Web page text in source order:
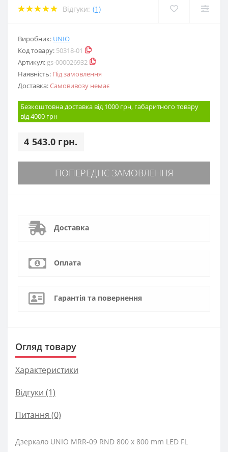
Відгуки: (1)
Виробник: UNIO
Код товару: 50318-01
Артикул: gs-000026932
Наявність: Під замовлення
Доставка:Самовивозу немає
Безкоштовна доставка від 1000 грн, габаритного товару
від 4000 грн
4 543.0 грн.
ПОПЕРЕДНЄ ЗАМОВЛЕННЯ
Доставка
Оплата
Гарантія та повернення
Огляд товару
Характеристики
Відгуки (1)
Питання (0)
Дзеркало UNIO MRR-09 RND 800 x 800 mm LED FL